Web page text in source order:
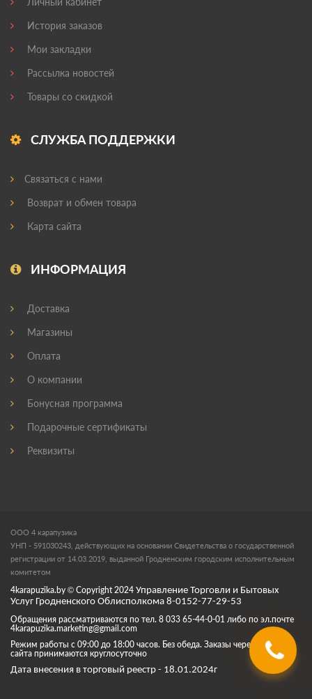
История заказов
Мои закладки
Рассылка новостей
Товары со скидкой
СЛУЖБА ПОДДЕРЖКИ
Связаться с нами
Возврат и обмен товара
Карта сайта
ИНФОРМАЦИЯ
Доставка
Магазины
Оплата
О компании
Бонусная программа
Подарочные сертификаты
Реквизиты
ООО 4 карапузика
УНП - 591030243, действующих на основании Свидетельства о государственной
регистрации от 14.03.2019, выданной Гродненским городским исполнительным
комитетом
4karapuzika.by © Copyright 2024 Управление Торговли и Бытовых
Услуг Гродненского Облисполкома 8-0152-77-29-53
Обращения рассматриваются по тел. 8 033 65-44-0-01 либо по эл.почте
4karapuzika.marketing@gmail.com
Режим работы с 09:00 до 18:00 часов. Без обеда. Заказы через корзину
сайта принимаются круглосуточно
Дата внесения в торговый реестр - 18.01.2024г